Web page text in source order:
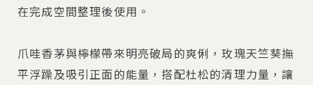
在完成空間整理後使用。
爪哇香茅與檸檬帶來明亮破局的爽俐，玫瑰天竺葵撫
平浮躁及吸引正面的能量，搭配杜松的清理力量，讓